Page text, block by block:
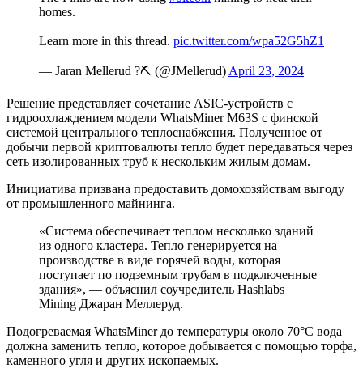
homes.
Learn more in this thread. pic.twitter.com/wpa52G5hZ1
— Jaran Mellerud ?⛏️ (@JMellerud) April 23, 2024
Решение представляет сочетание ASIC-устройств с
гидроохлаждением модели WhatsMiner M63S с финской
системой центрального теплоснабжения. Полученное от
добычи первой криптовалюты тепло будет передаваться через
сеть изолированных труб к нескольким жилым домам.
Инициатива призвана предоставить домохозяйствам выгоду
от промышленного майнинга.
«Система обеспечивает теплом несколько зданий
из одного кластера. Тепло генерируется на
производстве в виде горячей воды, которая
поступает по подземным трубам в подключенные
здания», — объяснил соучредитель Hashlabs
Mining Джаран Меллеруд.
Подогреваемая WhatsMiner до температуры около 70°С вода
должна заменить тепло, которое добывается с помощью торфа,
каменного угля и других ископаемых.